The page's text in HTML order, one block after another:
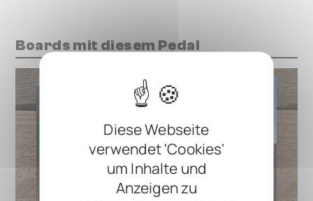
Diese Webseite
verwendet 'Cookies'
um Inhalte und
Anzeigen zu
Boards mit diesem Pedal